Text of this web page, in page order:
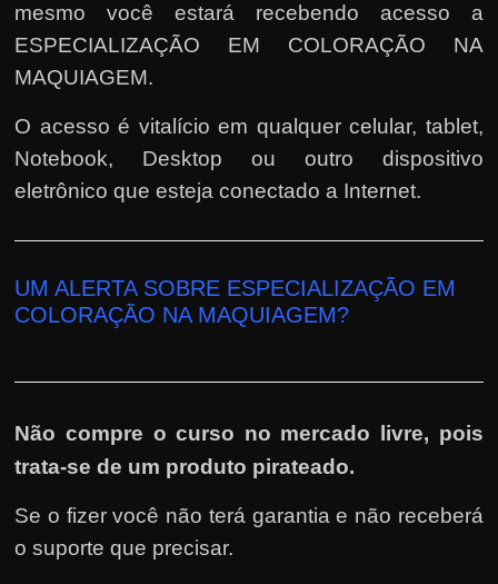
mesmo você estará recebendo acesso a
ESPECIALIZAÇÃO EM COLORAÇÃO NA
MAQUIAGEM.
O acesso é vitalício em qualquer celular, tablet,
Notebook, Desktop ou outro dispositivo
eletrônico que esteja conectado a Internet.
UM ALERTA SOBRE ESPECIALIZAÇÃO EM
COLORAÇÃO NA MAQUIAGEM?
Não compre o curso no mercado livre, pois
trata-se de um produto pirateado.
Se o fizer você não terá garantia e não receberá
o suporte que precisar.